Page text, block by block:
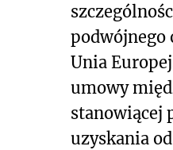
podwójnego
Unia
umowy
stanowiącej
uzyskania